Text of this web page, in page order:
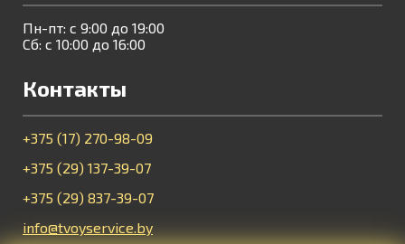
Пн-пт: с 9:00 до 19:00
Сб: с 10:00 до 16:00
Контакты
+375 (17) 270-98-09
+375 (29) 137-39-07
+375 (29) 837-39-07
info@tvoyservice.by